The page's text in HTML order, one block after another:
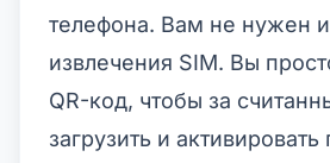
телефона. Вам не нужен
извлечения SIM. Вы
QR-код, чтобы за
загрузить и